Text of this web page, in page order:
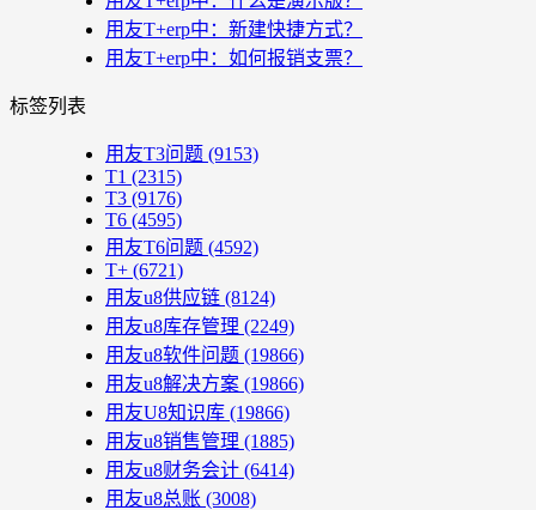
用友T+erp中：新建快捷方式？
用友T+erp中：如何报销支票？
标签列表
用友T3问题 (9153)
T1 (2315)
T3 (9176)
T6 (4595)
用友T6问题 (4592)
T+ (6721)
用友u8供应链 (8124)
用友u8库存管理 (2249)
用友u8软件问题 (19866)
用友u8解决方案 (19866)
用友U8知识库 (19866)
用友u8销售管理 (1885)
用友u8财务会计 (6414)
用友u8总账 (3008)